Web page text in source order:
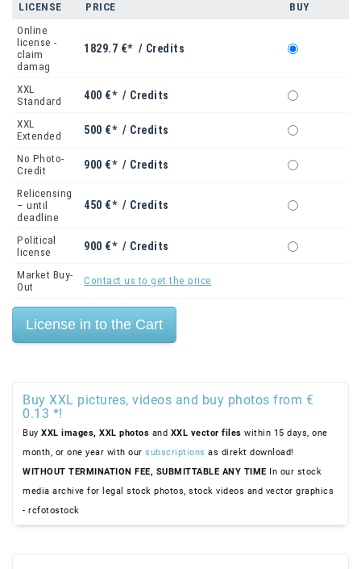
LICENSE PRICE
BUY
Online
license -
claim
damag
1829.7 €* / Credits
XXL
Standard
400 €* / Credits
XXL
Extended
500 €* / Credits
No Photo-
Credit
900 €* / Credits
Relicensing
– until
deadline
450 €* / Credits
Political
license
900 €* / Credits
Market Buy-
Out
Contact us to get the price
Buy XXL pictures, videos and buy photos from €
0.13 *!
Buy XXL images, XXL photos and XXL vector files within 15 days, one
month, or one year with our subscriptions as direkt download!
WITHOUT TERMINATION FEE, SUBMITTABLE ANY TIME In our stock
media archive for legal stock photos, stock videos and vector graphics
- rcfotostock